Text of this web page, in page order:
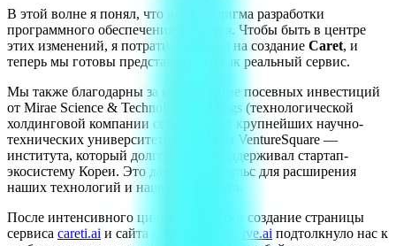
В этой волне я понял, что вся парадигма разработки
программного обеспечения меняется. Чтобы быть в центре
этих изменений, я потратил этот год на создание Caret, и
теперь мы готовы представить его как реальный сервис.
Мы также благодарны за привлечение посевных инвестиций
от Mirae Science & Technology Holdings (технологической
холдинговой компании сети четырех крупнейших научно-
технических университетов Кореи) и VentureSquare —
института, который долгое время поддерживал стартап-
экосистему Кореи. Это дает нам импульс для расширения
наших технологий и нашего продукта.
После интенсивного цикла разработки создание страницы
сервиса careti.ai и сайта компании caretive.ai подтолкнуло нас к